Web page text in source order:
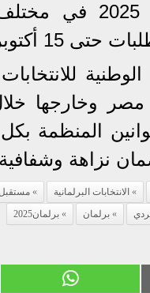
مجلس النواب
أكتوبر الجاري.
الوطنية
وخارجها
المنظمة
نزاهة وشفافية
الانتخابات البرلمانية
برلمان برلمان2025